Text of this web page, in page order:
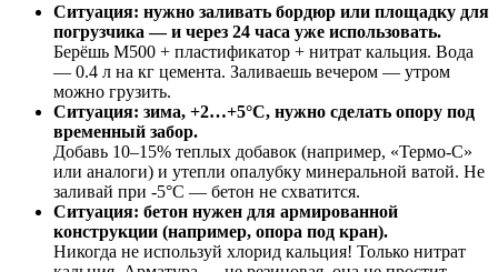
Ситуация: нужно заливать бордюр или площадку для
погрузчика — и через 24 часа уже использовать.
Берёшь М500 + пластификатор + нитрат кальция. Вода
— 0.4 л на кг цемента. Заливаешь вечером — утром
можно грузить.
Ситуация: зима, +2…+5°C, нужно сделать опору под
временный забор.
Добавь 10–15% теплых добавок (например, «Термо-С»
или аналоги) и утепли опалубку минеральной ватой. Не
заливай при -5°C — бетон не схватится.
Ситуация: бетон нужен для армированной
конструкции (например, опора под кран).
Никогда не используй хлорид кальция! Только нитрат